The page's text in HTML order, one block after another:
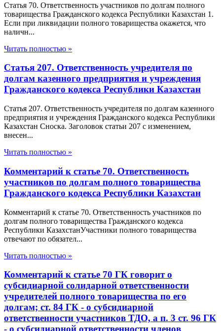
Статья 70. Ответственность участников по долгам полного
товарищества Гражданского кодекса Республики Казахстан 1.
Если при ликвидации полного товарищества окажется, что
наличн...
Читать полностью »
Статья 207. Ответственность учредителя по
долгам казенного предприятия и учреждения
Гражданского кодекса Республики Казахстан
Статья 207. Ответственность учредителя по долгам казенного
предприятия и учреждения Гражданского кодекса Республики
Казахстан Сноска. Заголовок статьи 207 с изменением,
внесен...
Читать полностью »
Комментарий к статье 70. Ответственность
участников по долгам полного товарищества
Гражданского кодекса Республики Казахстан
Комментарий к статье 70. Ответственность участников по
долгам полного товарищества Гражданского кодекса
Республики КазахстанУчастники полного товарищества
отвечают по обязател...
Читать полностью »
Комментарий к статье 70 ГК говорит о
субсидиарной солидарной ответственности
учредителей полного товарищества по его
долгам; ст. 84 ГК - о субсидиарной
ответственности участников ТДО, а п. 3 ст. 96 ГК
- о субсидиарной ответственности членов